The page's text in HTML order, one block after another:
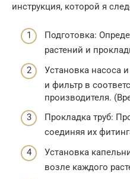
инструкция, которой я
Подготовка:
растений и
Установка насоса
и фильтр в
производителя.
Прокладка труб:
соединяя их
Установка
возле каждого